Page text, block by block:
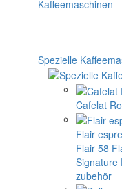
Spezielle
Cafelat
Flair
Flair 58
Signature
zubehör